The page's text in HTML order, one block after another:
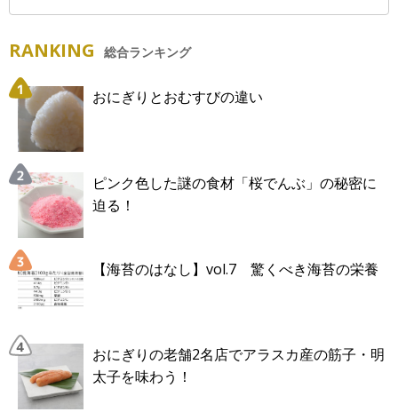
RANKING 総合ランキング
おにぎりとおむすびの違い
ピンク色した謎の食材「桜でんぶ」の秘密に
迫る！
【海苔のはなし】vol.7 驚くべき海苔の栄養
おにぎりの老舗2名店でアラスカ産の筋子・明
太子を味わう！